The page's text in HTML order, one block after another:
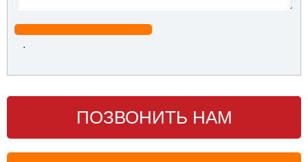
.
ПОЗВОНИТЬ НАМ